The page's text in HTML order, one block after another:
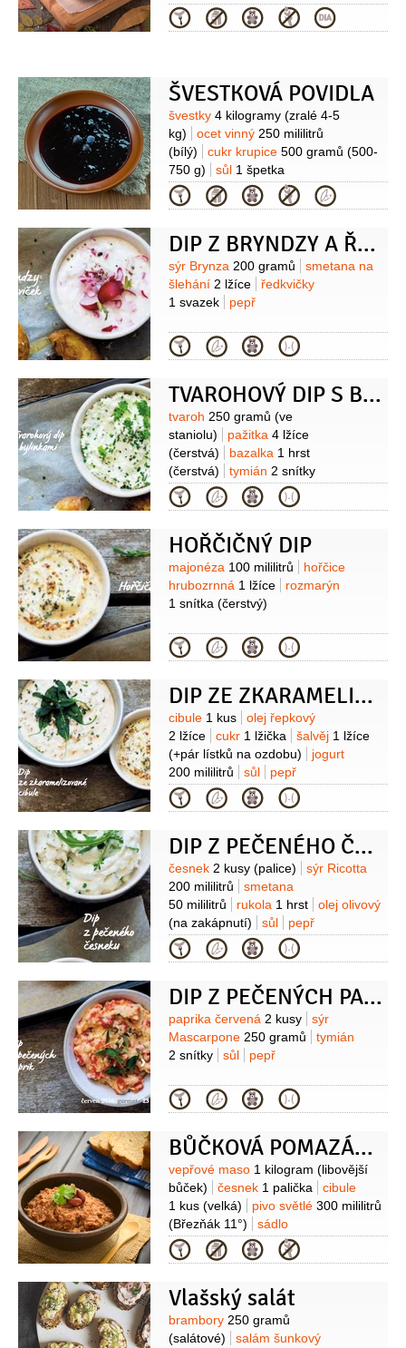
50 mililitrů máslo
100 gramů
(změklé)
želatina1 plátek
jablka
Kategorie
ŠVESTKOVÁ POVIDLA
Suroviny
švestky 4 kilogramy (zralé 4-5
kg)
ocet vinný 250 mililitrů
(bílý)
cukr krupice 500 gramů (500-
750 g)
sůl 1 špetka
Kategorie
DIP Z BRYNDZY A ŘEDKVIČEK
Suroviny
sýr Brynza 200 gramů
smetana na
šlehání 2 lžíce
ředkvičky
1 svazek
pepř
Kategorie
TVAROHOVÝ DIP S BYLINKAMI
Suroviny
tvaroh 250 gramů (ve
staniolu)
pažitka 4 lžíce
(čerstvá)
bazalka 1 hrst
(čerstvá)
tymián 2 snítky
(čerstvý)
petržel hladkolistá
(čerstvá)
sůl pepř
Kategorie
HOŘČIČNÝ DIP
Suroviny
majonéza 100 mililitrů
hořčice
hrubozrnná 1 lžíce
rozmarýn
1 snítka (čerstvý)
Kategorie
DIP ZE ZKARAMELIZOVANÉ CIBULE
Suroviny
cibule 1 kus
olej řepkový
2 lžíce
cukr 1 lžička šalvěj 1 lžíce
(+pár lístků na ozdobu)
jogurt
200 mililitrů
sůl pepř
Kategorie
DIP Z PEČENÉHO ČESNEKU
Suroviny
česnek 2 kusy (palice)
sýr Ricotta
200 mililitrů
smetana
50 mililitrů
rukola 1 hrst
olej olivový
(na zakápnutí)
sůl pepř
Kategorie
DIP Z PEČENÝCH PAPRIK
Suroviny
paprika červená 2 kusy
sýr
Mascarpone 250 gramů
tymián
2 snítky
sůl pepř
Kategorie
BŮČKOVÁ POMAZÁNKA
Suroviny
vepřové maso 1 kilogram (libovější
bůček)
česnek 1 palička
cibule
1 kus (velká) pivo světlé 300 mililitrů
(Březňák 11°)
sádlo
200 gramů
hořčice plnotučná
4 lžíce
kmín1 lžíce
paprika pálivá
Kategorie
Vlašský salát
Suroviny
brambory 250 gramů
(salátové)
salám šunkový